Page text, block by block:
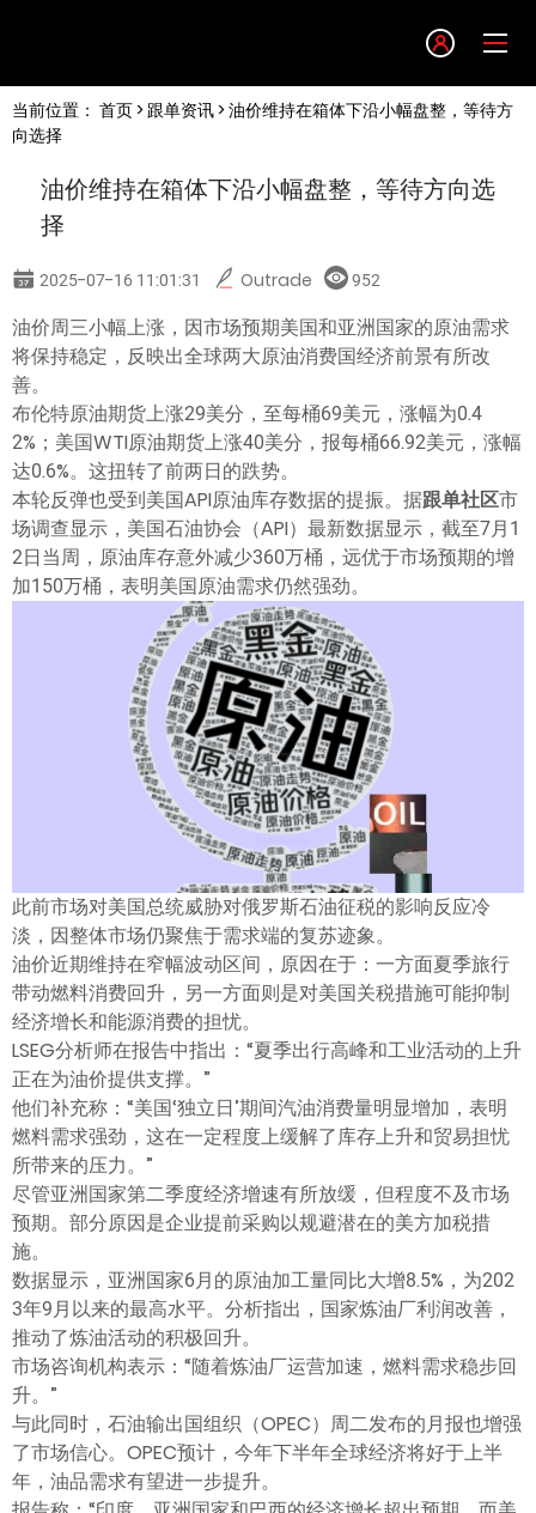
English
简体中文
한글
日本語
Tiếng việt
ไทย
当前位置： 首页> 跟单资讯> 油价维持在箱体下沿小幅盘整，等待方
向选择
油价维持在箱体下沿小幅盘整，等待方向选
择
2025-07-16 11:01:31 Outrade 952
油价周三小幅上涨，因市场预期美国和亚洲国家的原油需求
将保持稳定，反映出全球两大原油消费国经济前景有所改
善。
布伦特原油期货上涨29美分，至每桶69美元，涨幅为0.4
2%；美国WTI原油期货上涨40美分，报每桶66.92美元，涨幅
达0.6%。这扭转了前两日的跌势。
本轮反弹也受到美国API原油库存数据的提振。据跟单社区市
场调查显示，美国石油协会（API）最新数据显示，截至7月1
2日当周，原油库存意外减少360万桶，远优于市场预期的增
加150万桶，表明美国原油需求仍然强劲。
此前市场对美国总统威胁对俄罗斯石油征税的影响反应冷
淡，因整体市场仍聚焦于需求端的复苏迹象。
油价近期维持在窄幅波动区间，原因在于：一方面夏季旅行
带动燃料消费回升，另一方面则是对美国关税措施可能抑制
经济增长和能源消费的担忧。
LSEG分析师在报告中指出：“夏季出行高峰和工业活动的上升
正在为油价提供支撑。”
他们补充称：“美国‘独立日’期间汽油消费量明显增加，表明
燃料需求强劲，这在一定程度上缓解了库存上升和贸易担忧
所带来的压力。”
尽管亚洲国家第二季度经济增速有所放缓，但程度不及市场
预期。部分原因是企业提前采购以规避潜在的美方加税措
施。
数据显示，亚洲国家6月的原油加工量同比大增8.5%，为202
3年9月以来的最高水平。分析指出，国家炼油厂利润改善，
推动了炼油活动的积极回升。
市场咨询机构表示：“随着炼油厂运营加速，燃料需求稳步回
升。”
与此同时，石油输出国组织（OPEC）周二发布的月报也增强
了市场信心。OPEC预计，今年下半年全球经济将好于上半
年，油品需求有望进一步提升。